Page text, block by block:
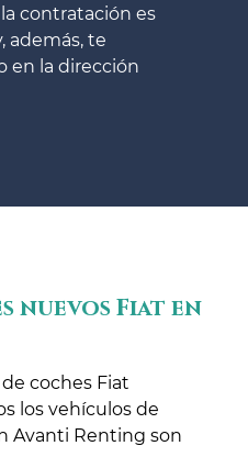
contratación es
además, te
en la dirección
nuevos Fiat en
coches Fiat
los vehículos de
Avanti Renting son